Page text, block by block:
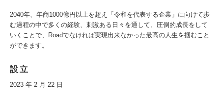
2040年、年商1000億円以上を超え「令和を代表する企業」に向けて歩
む過程の中で多くの経験、刺激ある日々を通して、圧倒的成長をして
いくことで、Roadでなければ実現出来なかった最高の人生を掴むこと
ができます。
設立
2023 年 2 月 22 日